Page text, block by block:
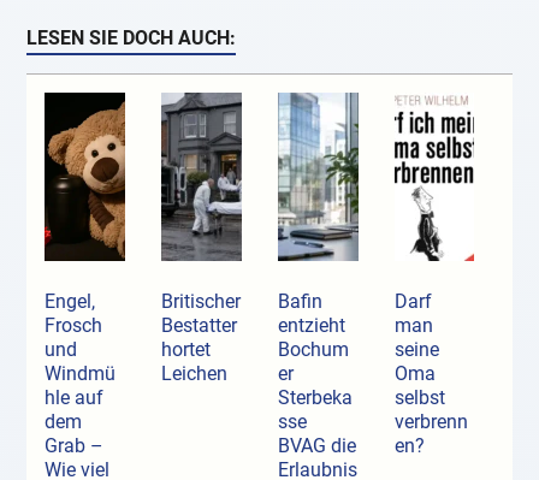
LESEN SIE DOCH AUCH:
Engel,
Frosch
und
Windmü
hle auf
dem
Grab –
Wie viel
Britischer
Bestatter
hortet
Leichen
Bafin
entzieht
Bochum
er
Sterbeka
sse
BVAG die
Erlaubnis
Darf
man
seine
Oma
selbst
verbrenn
en?